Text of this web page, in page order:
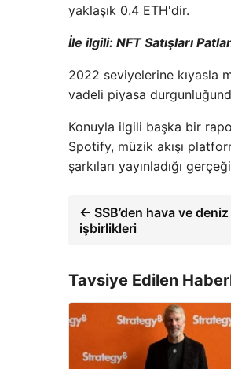
yaklaşık 0.4 ETH'dir.
İle ilgili: NFT Satışları
2022 seviyelerine kıyasla
vadeli piyasa
Konuyla ilgili başka bir
Spotify, müzik akışı
şarkıları yayınladığı
← SSB’den hava ve
işbirlikleri
Tavsiye Edilen